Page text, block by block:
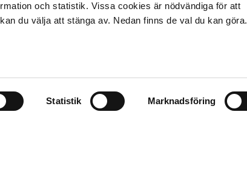
och statistik. Vissa cookies är nödvändiga för att
du välja att stänga av. Nedan finns de val du kan göra.
Statistik Marknadsföring